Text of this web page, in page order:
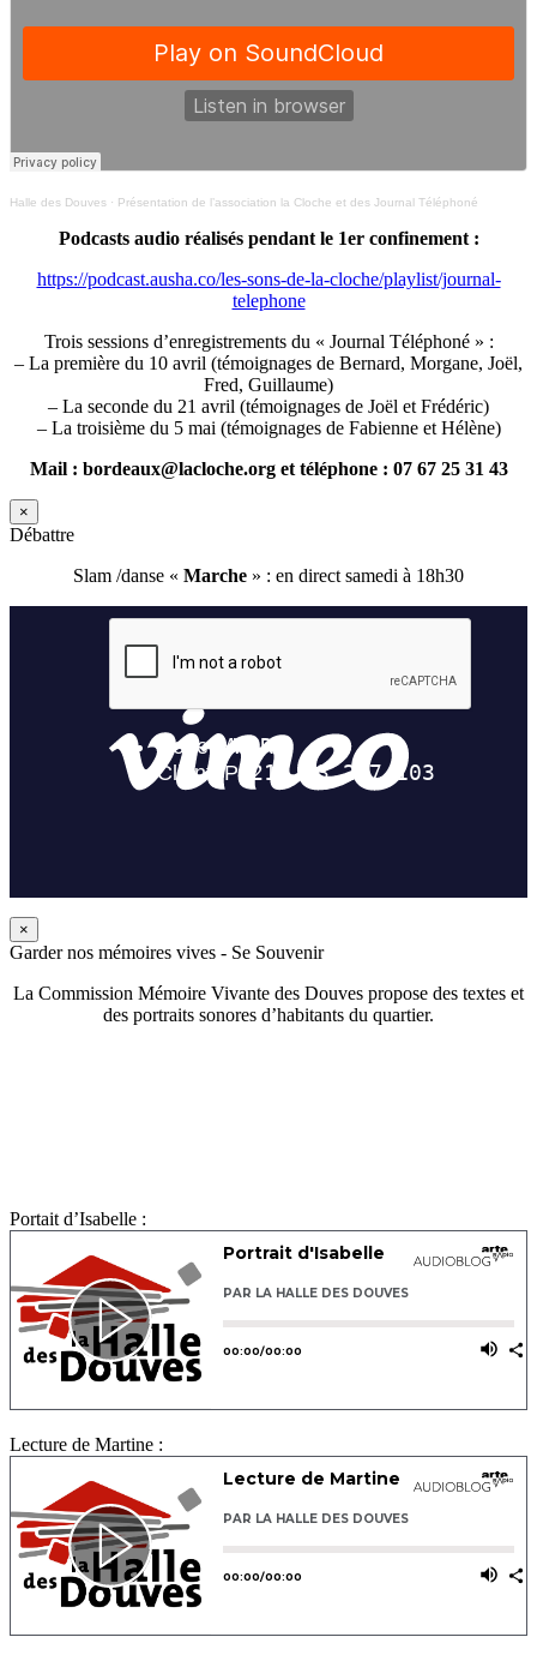
Halle des Douves · Présentation de l’association la Cloche et des Journal Téléphoné
Podcasts audio réalisés pendant le 1er confinement :
https://podcast.ausha.co/les-sons-de-la-cloche/playlist/journal-
telephone
Trois sessions d’enregistrements du « Journal Téléphoné » :
– La première du 10 avril (témoignages de Bernard, Morgane, Joël,
Fred, Guillaume)
– La seconde du 21 avril (témoignages de Joël et Frédéric)
– La troisième du 5 mai (témoignages de Fabienne et Hélène)
Mail : bordeaux@lacloche.org et téléphone : 07 67 25 31 43
×
Débattre
Slam /danse « Marche » : en direct samedi à 18h30
×
Garder nos mémoires vives - Se Souvenir
La Commission Mémoire Vivante des Douves propose des textes et
des portraits sonores d’habitants du quartier.
Portait d’Isabelle :
Lecture de Martine :